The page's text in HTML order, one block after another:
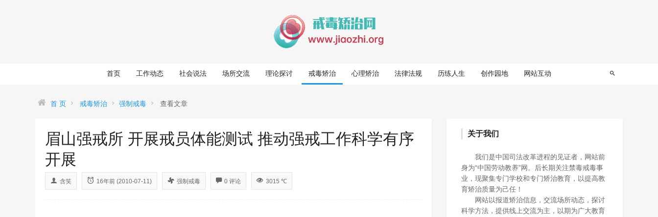
首页 工作动态 社会说法 场所交流 理论探讨 戒毒矫治 心理矫治 法律法规 历练人生 创作园地 网站互动
首 页 戒毒矫治 强制戒毒 查看文章
眉山强戒所 开展戒员体能测试 推动强戒工作科学有序
开展
含笑 16年前 (2010-07-11) 强制戒毒 0 评论 3015 ℃
关于我们
我们是中国司法改革进程的见证者，网站前
身为“中国劳动教养”网。后长期关注禁毒戒毒事
业，现聚集专门学校和专门矫治教育，以提高教
育矫治质量为己任！
网站以报道矫治信息，交流场所动态，探讨
科学方法，提供线上交流为主，以期为广大教育